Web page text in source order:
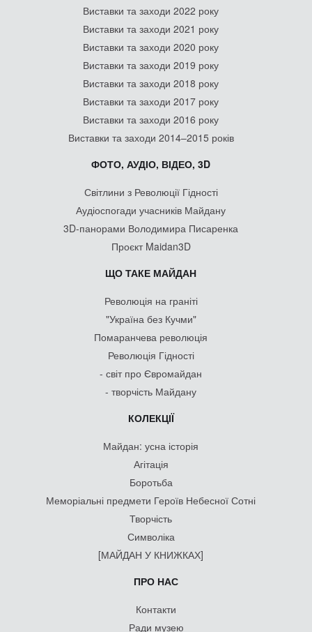
Виставки та заходи 2022 року
Виставки та заходи 2021 року
Виставки та заходи 2020 року
Виставки та заходи 2019 року
Виставки та заходи 2018 року
Виставки та заходи 2017 року
Виставки та заходи 2016 року
Виставки та заходи 2014–2015 років
ФОТО, АУДІО, ВІДЕО, 3D
Світлини з Революції Гідності
Аудіоспогади учасників Майдану
3D-панорами Володимира Писаренка
Проєкт Maidan3D
ЩО ТАКЕ МАЙДАН
Революція на граніті
"Україна без Кучми"
Помаранчева революція
Революція Гідності
- світ про Євромайдан
- творчість Майдану
КОЛЕКЦІЇ
Майдан: усна історія
Агітація
Боротьба
Меморіальні предмети Героїв Небесної Сотні
Творчість
Символіка
[МАЙДАН У КНИЖКАХ]
ПРО НАС
Контакти
Ради музею